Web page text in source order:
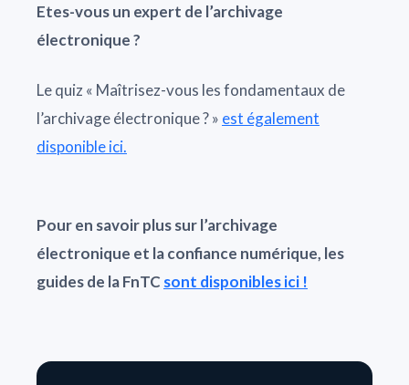
Etes-vous un expert de l’archivage
électronique ?
Le quiz « Maîtrisez-vous les fondamentaux de
l’archivage électronique ? » est également
disponible ici.
Pour en savoir plus sur l’archivage
électronique et la confiance numérique, les
guides de la FnTC sont disponibles ici !